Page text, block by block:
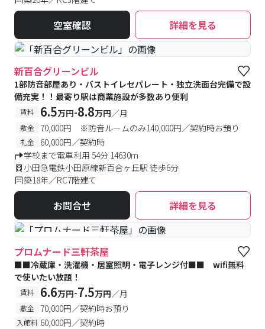
空室確認 詳細を見る
新百合グリーンビル
1部防音部屋あり・バストイレセパレート・独立洗面台完備で設
備充実！！最寄り駅は商業施設が多数あり便利
賃料 6.5万円-8.8万円／月
敷金 70,000円 ※防音ルームのみ140,000円／契約時お預り
礼金
60,000円／契約時
学校まで電車利用 54分 14630m
小田急電鉄小田原線新百合ヶ丘駅 徒歩6分
築18年／RC7階建て
お問合せ 詳細を見る
#予約受付中 #空室待ち
プロムナード三軒茶屋
■■冷蔵庫・洗濯機・居室照明・電子レンジ付■■ wifi無料
で使いたい放題！
賃料 6.6万円-7.5万円／月
敷金 70,000円／契約時お預り
入館料 60,000円／契約時